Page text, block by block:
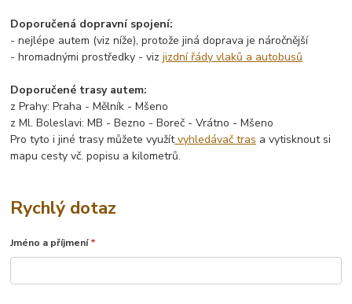
Doporučená dopravní spojení:
- nejlépe autem (viz níže), protože jiná doprava je náročnější
- hromadnými prostředky - vizjizdní řády vlaků a autobusů
Doporučené trasy autem:
z Prahy: Praha - Mělník - Mšeno
z Ml. Boleslavi: MB - Bezno - Boreč - Vrátno - Mšeno
Pro tyto i jiné trasy můžete využítvyhledávač tras a vytisknout si
mapu cesty vč. popisu a kilometrů.
Rychlý dotaz
Jméno a příjmení*